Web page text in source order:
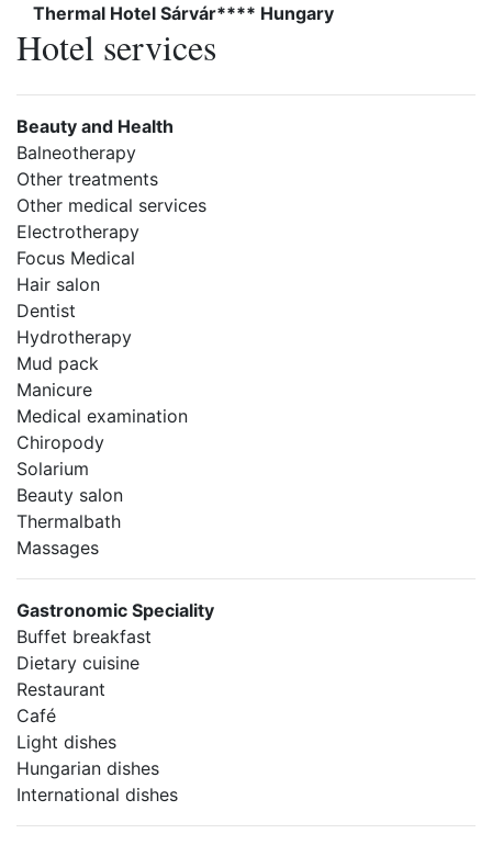
Thermal Hotel Sárvár**** Hungary
Hotel services
Beauty and Health
Balneotherapy
Other treatments
Other medical services
Electrotherapy
Focus Medical
Hair salon
Dentist
Hydrotherapy
Mud pack
Manicure
Medical examination
Chiropody
Solarium
Beauty salon
Thermalbath
Massages
Gastronomic Speciality
Buffet breakfast
Dietary cuisine
Restaurant
Café
Light dishes
Hungarian dishes
International dishes